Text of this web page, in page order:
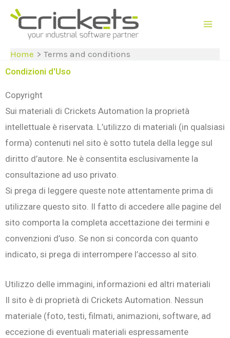
contenuto
Home
Terms and conditions
Condizioni d'Uso
Copyright
Sui materiali di Crickets Automation la proprietà
intellettuale è riservata. L’utilizzo di materiali (in qualsiasi
forma) contenuti nel sito è sotto tutela della legge sul
diritto d’autore. Ne è consentita esclusivamente la
consultazione ad uso privato.
Si prega di leggere queste note attentamente prima di
utilizzare questo sito. Il fatto di accedere alle pagine del
sito comporta la completa accettazione dei termini e
convenzioni d’uso. Se non si concorda con quanto
indicato, si prega di interrompere l’accesso al sito.
Utilizzo delle immagini, informazioni ed altri materiali
Il sito è di proprietà di Crickets Automation. Nessun
materiale (foto, testi, filmati, animazioni, software, ad
eccezione di eventuali materiali espressamente